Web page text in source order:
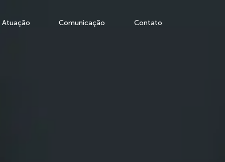
Atuação Comunicação Contato